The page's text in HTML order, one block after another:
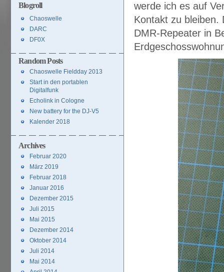
werde ich es auf
Kontakt zu bleiben.
DMR-Repeater in
Blogroll
Chaoswelle
DARC
DF0X
Random Posts
Chaoswelle Fieldday 2013
Start in den portablen
Digitalfunk
Echolink in Cologne
New battery for the DJ-V5
Kalender 2018
Archives
Februar 2020
März 2019
Februar 2018
Januar 2016
Dezember 2015
Juli 2015
Mai 2015
Dezember 2014
Oktober 2014
Juli 2014
Mai 2014